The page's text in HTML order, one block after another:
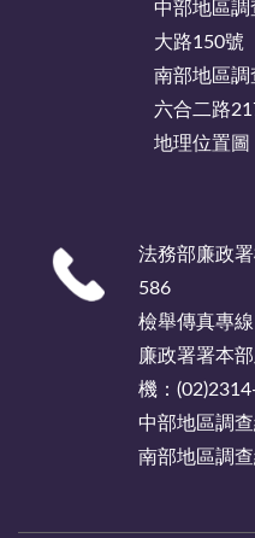
中部地區
大路150號
南部地區調
六合二路
地理位置圖
法務部廉政
586
檢舉傳真專
廉政署署本
機：
中部地區調
南部地區調